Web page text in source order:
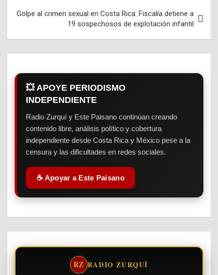
de
Golpe al crimen sexual en Costa Rica: Fiscalía detiene a
19 sospechosos de explotación infantil
💥 APOYE PERIODISMO
INDEPENDIENTE
Radio Zurquí y Este Paisano continúan creando
contenido libre, análisis político y cobertura
independiente desde Costa Rica y México pese a la
censura y las dificultades en redes sociales.
☕ Apoyar a Este Paisano
RZ RADIO ZURQUÍ